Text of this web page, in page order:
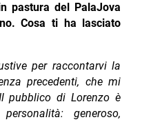
pastura del PalaJova
Cosa ti ha lasciato
per raccontarvi la
precedenti, che mi
pubblico di Lorenzo è
generoso,